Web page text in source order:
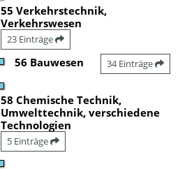
55 Verkehrstechnik,
Verkehrswesen
23 Einträge
56 Bauwesen 34 Einträge
58 Chemische Technik,
Umwelttechnik, verschiedene
Technologien
5 Einträge